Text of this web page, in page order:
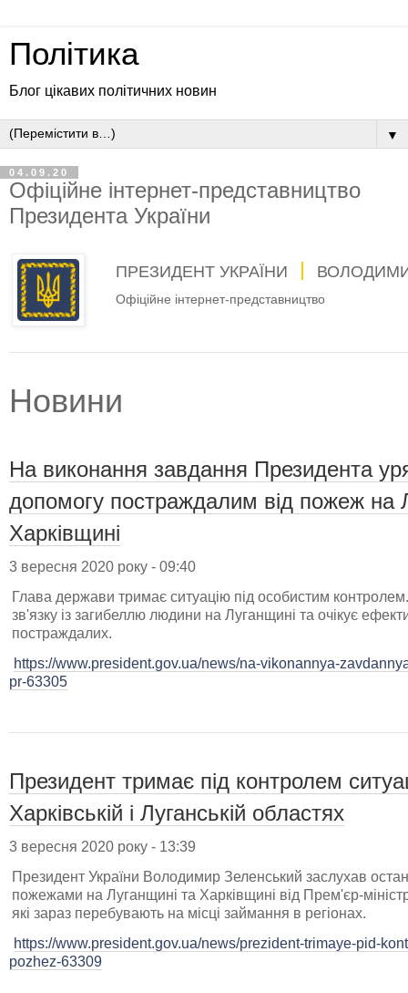
Політика
Блог цікавих політичних новин
▼
04.09.20
Офіційне інтернет-представництво
Президента України
ПРЕЗИДЕНТ УКРАЇНИ
Офіційне інтернет-представництво
Новини
На виконання завдання Президента
допомогу постраждалим від пожеж на
Харківщині
3 вересня 2020 року - 09:40
Глава держави тримає ситуацію під особистим
зв'язку із загибеллю людини на Луганщині та очікує
постраждалих.
https://www.president.gov.ua/news/na-vikonannya-
pr-63305
Президент тримає під контролем
Харківській і Луганській областях
3 вересня 2020 року - 13:39
Президент України Володимир Зеленський заслухав
пожежами на Луганщині та Харківщині від Прем'єр-
які зараз перебувають на місці займання в регіонах.
https://www.president.gov.ua/news/prezident-trimaye-pid-
pozhez-63309